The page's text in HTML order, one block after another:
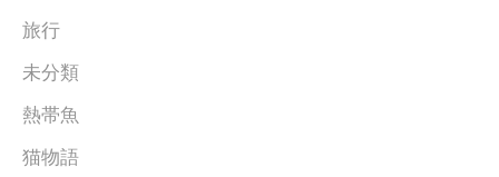
旅行
未分類
熱帯魚
猫物語